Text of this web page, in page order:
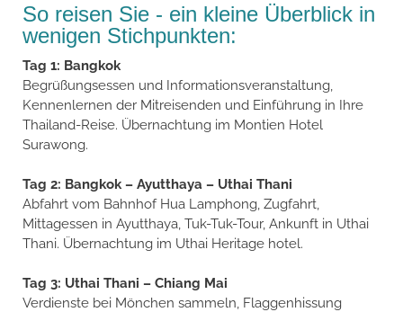
So reisen Sie - ein kleine Überblick in
wenigen Stichpunkten:
Tag 1: Bangkok
Begrüßungsessen und Informationsveranstaltung,
Kennenlernen der Mitreisenden und Einführung in Ihre
Thailand-Reise. Übernachtung im Montien Hotel
Surawong.
Tag 2: Bangkok – Ayutthaya – Uthai Thani
Abfahrt vom Bahnhof Hua Lamphong, Zugfahrt,
Mittagessen in Ayutthaya, Tuk-Tuk-Tour, Ankunft in Uthai
Thani. Übernachtung im Uthai Heritage hotel.
Tag 3: Uthai Thani – Chiang Mai
Verdienste bei Mönchen sammeln, Flaggenhissung